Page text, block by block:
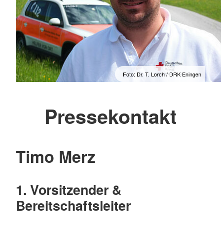
Foto: Dr. T. Lorch / DRK Eningen
Pressekontakt
Timo Merz
1. Vorsitzender &
Bereitschaftsleiter